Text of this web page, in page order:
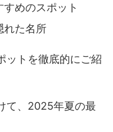
めのスポット
れた名所
ットを徹底的にご紹
て、2025年夏の最